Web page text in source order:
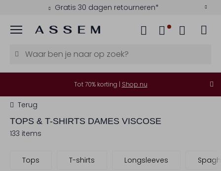
Kies zelf je bezorgmoment
Menu
Tot 70% korting | Shop nu
Terug
TOPS & T-SHIRTS DAMES VISCOSE
133 items
Tops T-shirts Longsleeves